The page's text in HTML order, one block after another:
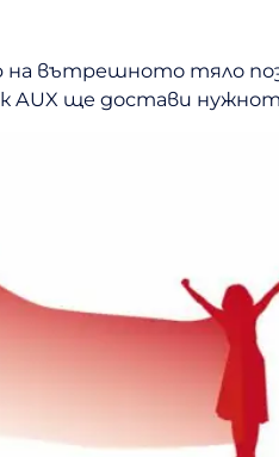
вътрешното тяло
AUX ще достави